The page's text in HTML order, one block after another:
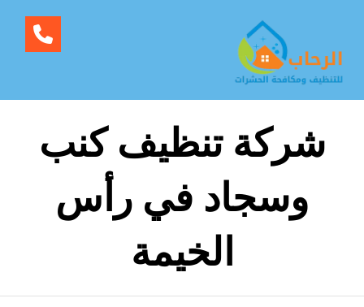
شركة تنظيف كنب
وسجاد في رأس
الخيمة